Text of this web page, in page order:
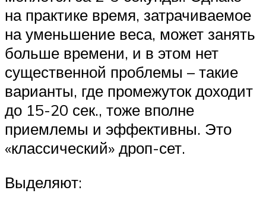
на практике время, затрачиваемое
на уменьшение веса, может занять
больше времени, и в этом нет
существенной проблемы – такие
варианты, где промежуток доходит
до 15-20 сек., тоже вполне
приемлемы и эффективны. Это
«классический» дроп-сет.
Выделяют: